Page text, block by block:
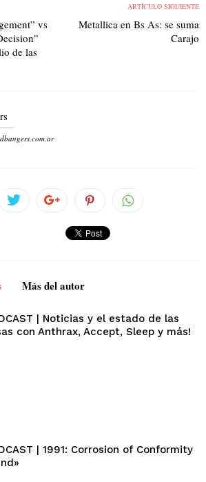
vs
de las
ARTÍCULO SIGUIENTE
Metallica en Bs As: se suma
Carajo
Más del autor
| Noticias y el estado de las
con Anthrax, Accept, Sleep y más!
| 1991: Corrosion of Conformity